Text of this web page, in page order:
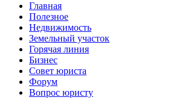
Главная
Полезное
Недвижимость
Земельный участок
Горячая линия
Бизнес
Совет юриста
Форум
Вопрос юристу